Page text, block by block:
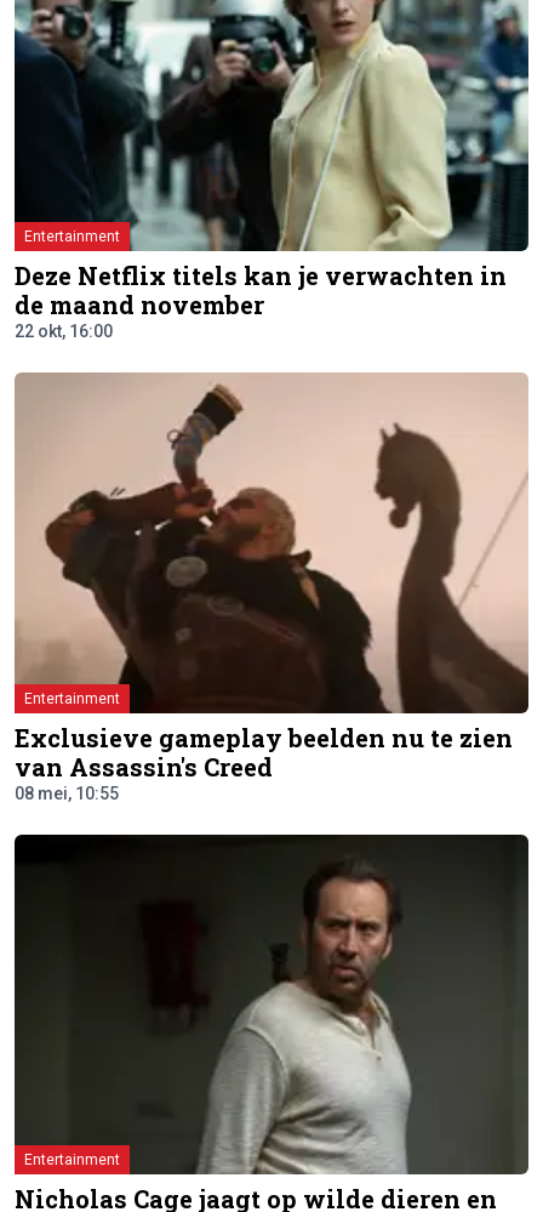
Entertainment
Deze Netflix titels kan je verwachten in
de maand november
22 okt, 16:00
Entertainment
Exclusieve gameplay beelden nu te zien
van Assassin's Creed
08 mei, 10:55
Entertainment
Nicholas Cage jaagt op wilde dieren en